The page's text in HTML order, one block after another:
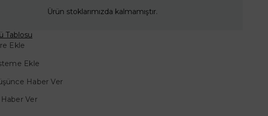
Ürün stoklarımızda kalmamıştır.
Tablosu
Ekle
Ekle
Haber Ver
Ver